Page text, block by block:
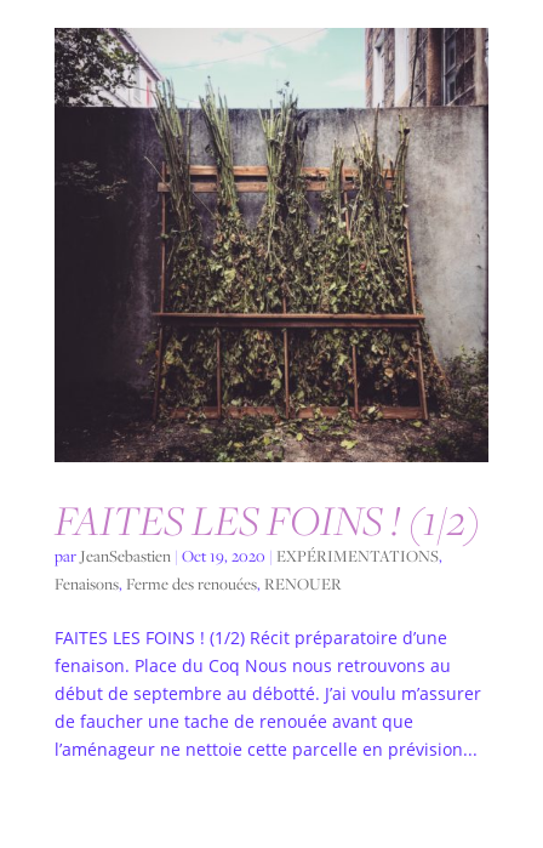
FAITES LES FOINS ! (1/2)
par JeanSebastien| Oct 19, 2020 | EXPÉRIMENTATIONS,
Fenaisons, Ferme des renouées,RENOUER
FAITES LES FOINS ! (1/2) Récit préparatoire d’une
fenaison. Place du Coq Nous nous retrouvons au
début de septembre au débotté. J’ai voulu m’assurer
de faucher une tache de renouée avant que
l’aménageur ne nettoie cette parcelle en prévision...